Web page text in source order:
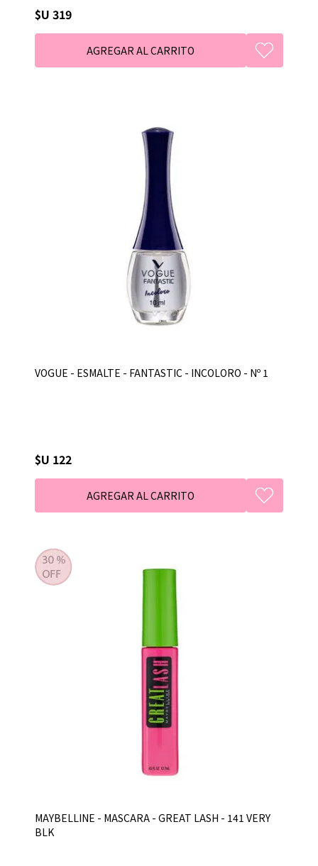
$U 319
VOGUE - ESMALTE - FANTASTIC - INCOLORO - Nº 1
$U 122
MAYBELLINE - MASCARA - GREAT LASH - 141 VERY
BLK